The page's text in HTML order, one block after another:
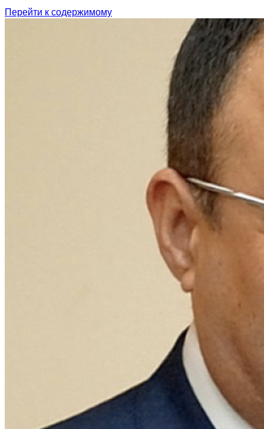
Перейти к содержимому